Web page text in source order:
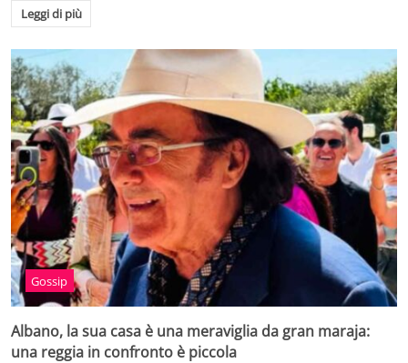
Leggi di più
Gossip
Albano, la sua casa è una meraviglia da gran maraja:
una reggia in confronto è piccola